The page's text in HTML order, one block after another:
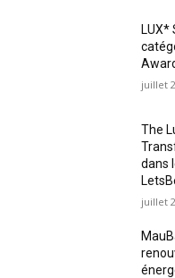
LUX*
juillet
The
dans
juillet